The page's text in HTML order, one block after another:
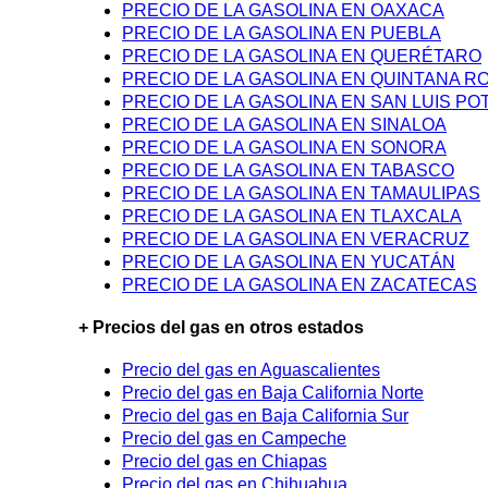
PRECIO DE LA GASOLINA EN OAXACA
PRECIO DE LA GASOLINA EN PUEBLA
PRECIO DE LA GASOLINA EN QUERÉTARO
PRECIO DE LA GASOLINA EN QUINTANA
PRECIO DE LA GASOLINA EN SAN LUIS
PRECIO DE LA GASOLINA EN SINALOA
PRECIO DE LA GASOLINA EN SONORA
PRECIO DE LA GASOLINA EN TABASCO
PRECIO DE LA GASOLINA EN TAMAULIPAS
PRECIO DE LA GASOLINA EN TLAXCALA
PRECIO DE LA GASOLINA EN VERACRUZ
PRECIO DE LA GASOLINA EN YUCATÁN
PRECIO DE LA GASOLINA EN ZACATECAS
+ Precios del gas en otros estados
Precio del gas en Aguascalientes
Precio del gas en Baja California Norte
Precio del gas en Baja California Sur
Precio del gas en Campeche
Precio del gas en Chiapas
Precio del gas en Chihuahua